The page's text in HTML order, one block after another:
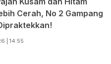
Cerah, No 2 Gampang
| 14:55